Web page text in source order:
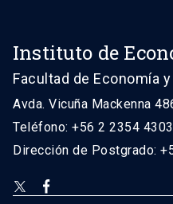
Instituto de
Facultad de Economía
Avda. Vicuña Mackenna
Teléfono: +56 2 2354 4303
Dirección de Postgrado: